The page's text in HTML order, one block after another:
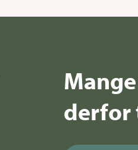
derfor